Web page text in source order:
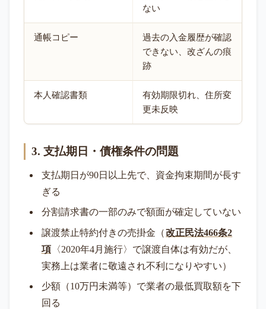
ない
通帳コピー
過去の入金履歴が確認
できない、改ざんの痕
跡
本人確認書類
有効期限切れ、住所変
更未反映
3. 支払期日・債権条件の問題
支払期日が90日以上先で、資金拘束期間が長す
ぎる
分割請求書の一部のみで額面が確定していない
譲渡禁止特約付きの売掛金（改正民法466条2
項 〈2020年4月施行〉で譲渡自体は有効だが、
実務上は業者に敬遠され不利になりやすい）
少額（10万円未満等）で業者の最低買取額を下
回る